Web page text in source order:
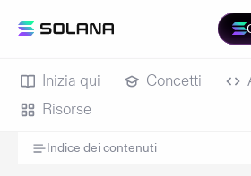
Inizia qui Concetti
Risorse
Indice dei contenuti